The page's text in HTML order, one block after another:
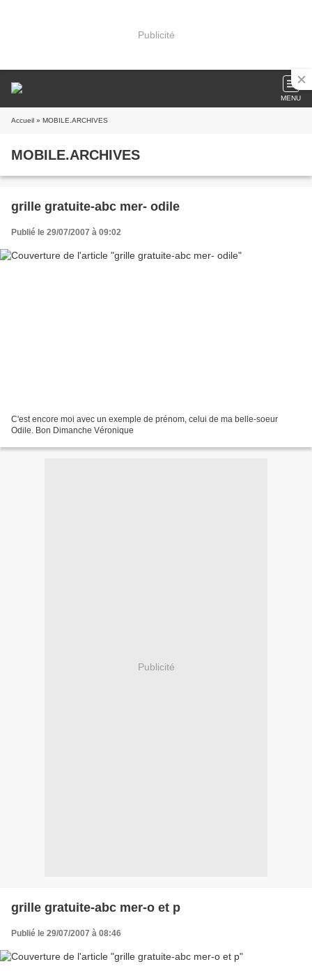
Publicité
MENU
Accueil » MOBILE.ARCHIVES
MOBILE.ARCHIVES
grille gratuite-abc mer- odile
Publié le 29/07/2007 à 09:02
C'est encore moi avec un exemple de prénom, celui de ma belle-soeur
Odile. Bon Dimanche Véronique
Publicité
grille gratuite-abc mer-o et p
Publié le 29/07/2007 à 08:46